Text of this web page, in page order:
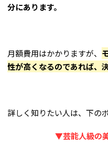
分にあります。
月額費用はかかりますが、
性が高くなるのであれば、
詳しく知りたい人は、下の
▼芸能人級の